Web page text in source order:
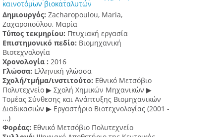
καινοτόμων βιοκαταλυτών
Δημιουργός: Zacharopoulou, Maria,
Ζαχαροπούλου, Μαρία
Τύπος τεκμηρίου: Πτυχιακή εργασία
Επιστημονικό πεδίο: Βιομηχανική
Βιοτεχνολογία
Χρονολογία : 2016
Γλώσσα: Ελληνική γλώσσα
Σχολή/τμήμα/ινστιτούτο: Εθνικό Μετσόβιο
Πολυτεχνείο ▶ Σχολή Χημικών Μηχανικών ▶
Τομέας Σύνθεσης και Ανάπτυξης Βιομηχανικών
Διαδικασιών ▶ Εργαστήριο Βιοτεχνολογίας (2001 -
...)
Φορέας: Εθνικό Μετσόβιο Πολυτεχνείο